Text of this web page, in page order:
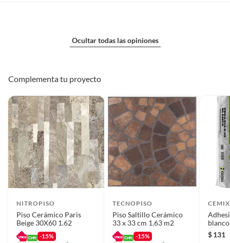
Ocultar todas las opiniones
Complementa tu proyecto
NITROPISO
Piso Cerámico Paris
Beige 30X60 1.62
-15%
TECNOPISO
Piso Saltillo Cerámico
33 x 33 cm 1.63 m2
-15%
CEMIX
$131